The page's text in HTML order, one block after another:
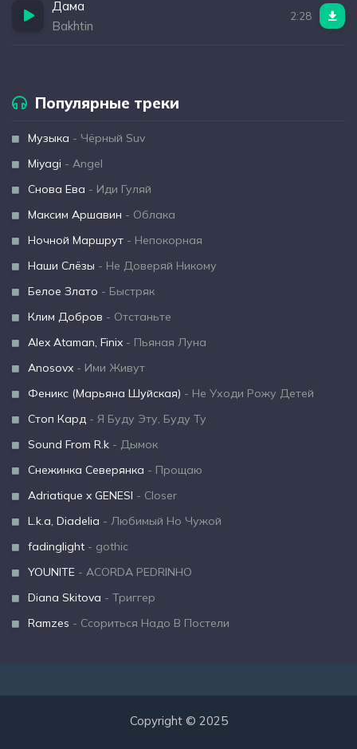
Дама
Bakhtin
2:28
Популярные треки
Музыка - Чёрный Suv
Miyagi - Angel
Снова Ева - Иди Гуляй
Максим Аршавин - Облака
Ночной Маршрут - Непокорная
Наши Слёзы - Не Доверяй Никому
Белое Злато - Быстряк
Клим Добров - Отстаньте
Alex Ataman, Finix - Пьяная Луна
Anosovx - Ими Живут
Феникс (Марьяна Шуйская) - Не Уходи Рожу Детей
Стоп Кард - Я Буду Эту, Буду Ту
Sound From R.k - Дымок
Снежинка Северянка - Прощаю
Adriatique x GENESI - Closer
L.k.a, Diadelia - Любимый Но Чужой
fadinglight - gothic
YOUNITE - ACORDA PEDRINHO
Diana Skitova - Триггер
Ramzes - Ссориться Надо В Постели
Copyright © 2025